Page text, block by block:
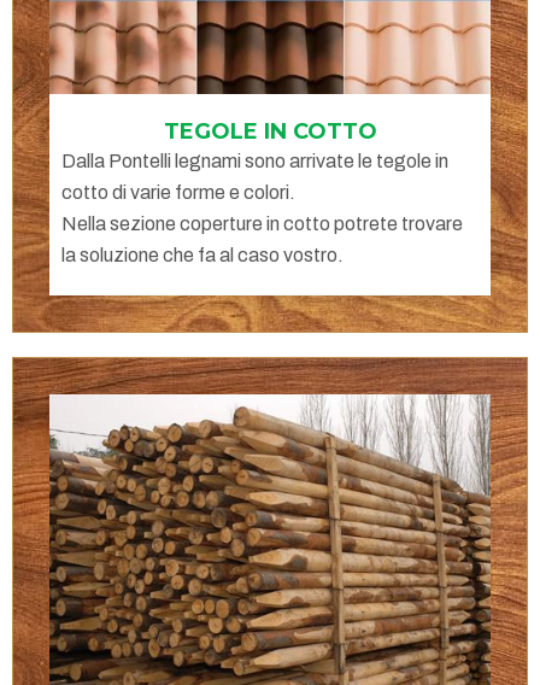
TEGOLE IN COTTO
Dalla Pontelli legnami sono arrivate le tegole in
cotto di varie forme e colori.
Nella sezione coperture in cotto potrete trovare
la soluzione che fa al caso vostro.